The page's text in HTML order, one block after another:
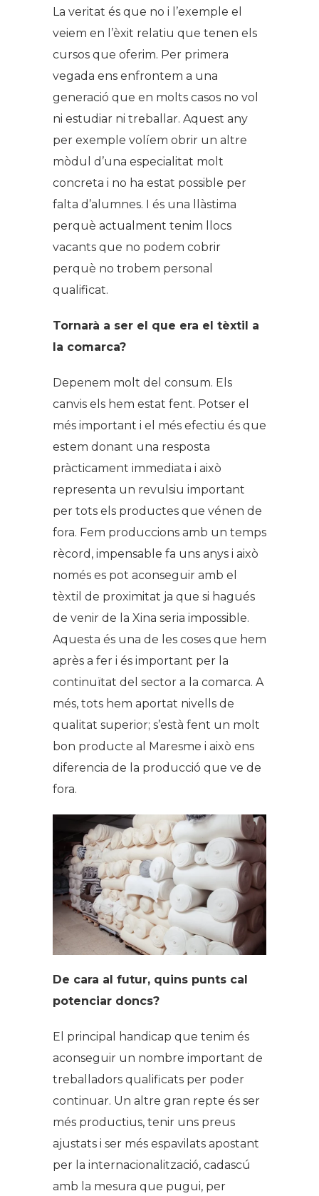
La veritat és que no i l’exemple el
veiem en l’èxit relatiu que tenen els
cursos que oferim. Per primera
vegada ens enfrontem a una
generació que en molts casos no vol
ni estudiar ni treballar. Aquest any
per exemple volíem obrir un altre
mòdul d’una especialitat molt
concreta i no ha estat possible per
falta d’alumnes. I és una llàstima
perquè actualment tenim llocs
vacants que no podem cobrir
perquè no trobem personal
qualificat.
Tornarà a ser el que era el tèxtil a
la comarca?
Depenem molt del consum. Els
canvis els hem estat fent. Potser el
més important i el més efectiu és que
estem donant una resposta
pràcticament immediata i això
representa un revulsiu important
per tots els productes que vénen de
fora. Fem produccions amb un temps
rècord, impensable fa uns anys i això
només es pot aconseguir amb el
tèxtil de proximitat ja que si hagués
de venir de la Xina seria impossible.
Aquesta és una de les coses que hem
après a fer i és important per la
continuïtat del sector a la comarca. A
més, tots hem aportat nivells de
qualitat superior; s’està fent un molt
bon producte al Maresme i això ens
diferencia de la producció que ve de
fora.
De cara al futur, quins punts cal
potenciar doncs?
El principal handicap que tenim és
aconseguir un nombre important de
treballadors qualificats per poder
continuar. Un altre gran repte és ser
més productius, tenir uns preus
ajustats i ser més espavilats apostant
per la internacionalització, cadascú
amb la mesura que pugui, per